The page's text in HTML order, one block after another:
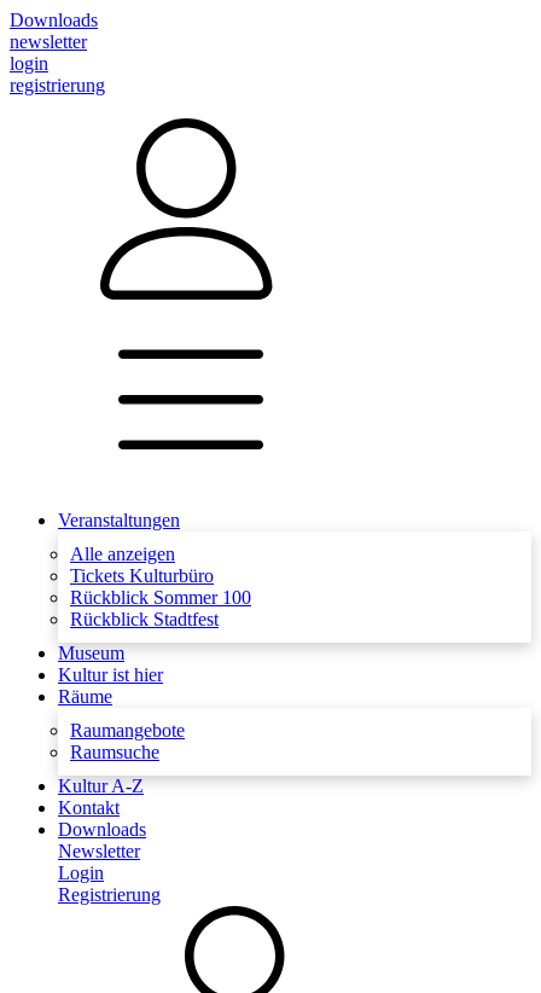
Downloads
newsletter
login
registrierung
Veranstaltungen
Alle anzeigen
Tickets Kulturbüro
Rückblick Sommer 100
Rückblick Stadtfest
Museum
Kultur ist hier
Räume
Raumangebote
Raumsuche
Kultur A-Z
Kontakt
Downloads
Newsletter
Login
Registrierung